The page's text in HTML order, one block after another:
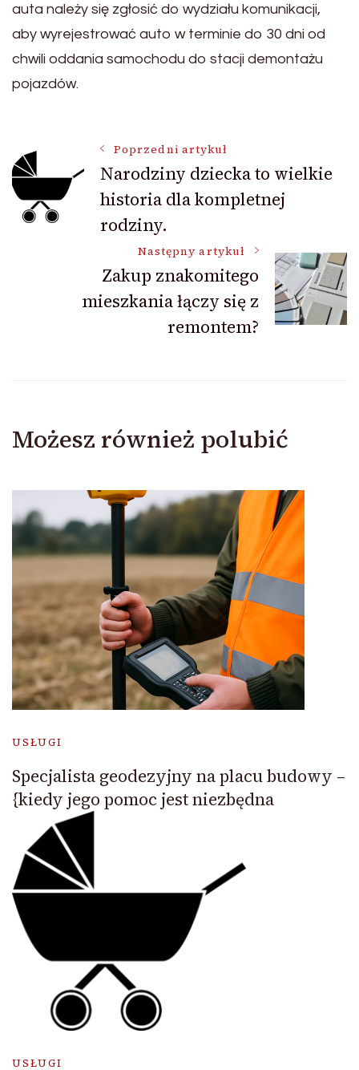
auta należy się zgłosić do wydziału komunikacji,
aby wyrejestrować auto w terminie do 30 dni od
chwili oddania samochodu do stacji demontażu
pojazdów.
Nawigacja
wpisu
Poprzedni artykuł
Narodziny dziecka to wielkie
historia dla kompletnej
rodziny.
Następny artykuł
Zakup znakomitego
mieszkania łączy się z
remontem?
Możesz również polubić
USŁUGI
Specjalista geodezyjny na placu budowy –
{kiedy jego pomoc jest niezbędna
USŁUGI